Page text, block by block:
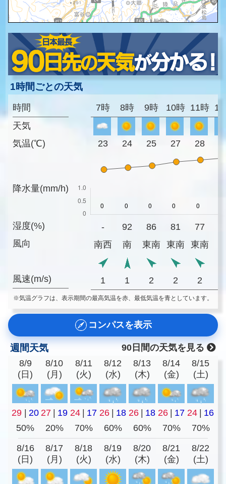
1時間ごとの天気
時間
天気
気温(℃)
降水量(mm/h)
湿度(%)
風向
風速(m/s)
7時 8時 9時 10時 11時
23 24 25 27 28
- 92 86 81 77
南西
南 東南 東南 東南
1 1 2 2 2
※気温グラフは、表示期間の最高気温を赤、最低気温を青としています。
コンパスを表示
週間天気
90日間の天気を見る
8/9
(日)
8/10
(月)
8/11
(火)
8/12
(水)
8/13
(木)
8/14
(金)
8/15
(土)
29 20 27 19 24 17 26 18 26 18 26 17 24
16
50%
20% 70% 60% 60% 70% 70%
8/16
(日)
8/17
(月)
8/18
(火)
8/19
(水)
8/20
(木)
8/21
(金)
8/22
(土)